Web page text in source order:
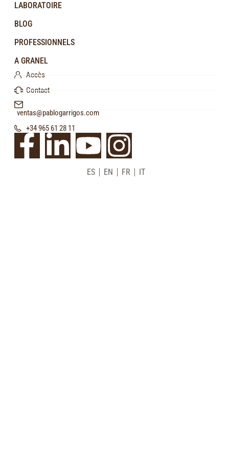
LABORATOIRE
BLOG
PROFESSIONNELS
A GRANEL
Accès
Contact
ventas@pablogarrigos.com
+34 965 61 28 11
ES EN FR IT